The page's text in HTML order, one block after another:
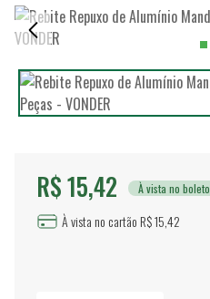
R$ 15,42 À vista no boleto
À vista no cartão R$ 15,42